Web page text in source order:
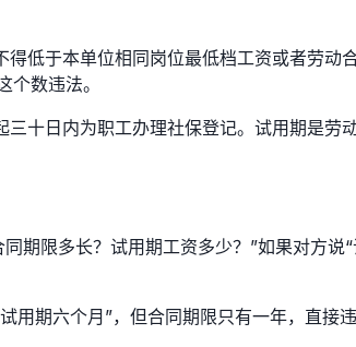
低于本单位相同岗位最低档工资或者劳
数违法。
十日内为职工办理社保登记。试用期是
限多长？试用期工资多少？”如果对方
期六个月”，但合同期限只有一年，直接